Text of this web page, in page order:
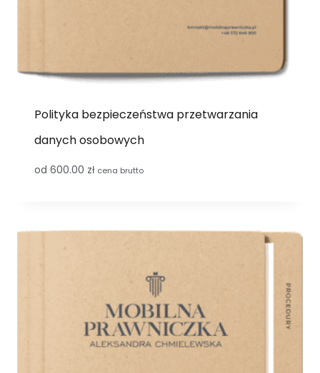
Polityka bezpieczeństwa przetwarzania
danych osobowych
od 600.00 zł cena brutto